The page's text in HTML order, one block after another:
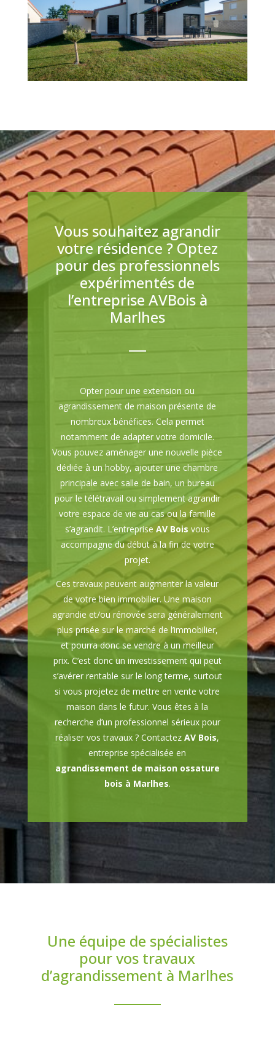
Vous souhaitez agrandir
votre résidence ? Optez
pour des professionnels
expérimentés de
l’entreprise AVBois à
Marlhes
Opter pour une extension ou
agrandissement de maison présente de
nombreux bénéfices. Cela permet
notamment de adapter votre domicile.
Vous pouvez aménager une nouvelle pièce
dédiée à un hobby, ajouter une chambre
principale avec salle de bain, un bureau
pour le télétravail ou simplement agrandir
votre espace de vie au cas ou la famille
s’agrandit. L’entreprise AV Bois vous
accompagne du début à la fin de votre
projet.
Ces travaux peuvent augmenter la valeur
de votre bien immobilier. Une maison
agrandie et/ou rénovée sera généralement
plus prisée sur le marché de l’immobilier,
et pourra donc se vendre à un meilleur
prix. C’est donc un investissement qui peut
s’avérer rentable sur le long terme, surtout
si vous projetez de mettre en vente votre
maison dans le futur. Vous êtes à la
recherche d’un professionnel sérieux pour
réaliser vos travaux ? ContactezAV Bois,
entreprise spécialisée en
agrandissement de maison ossature
bois à Marlhes.
Une équipe de spécialistes
pour vos travaux
d’agrandissement à Marlhes